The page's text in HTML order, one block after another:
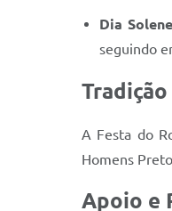
Dia
seguindo
A Festa do
Homens
Apoio e